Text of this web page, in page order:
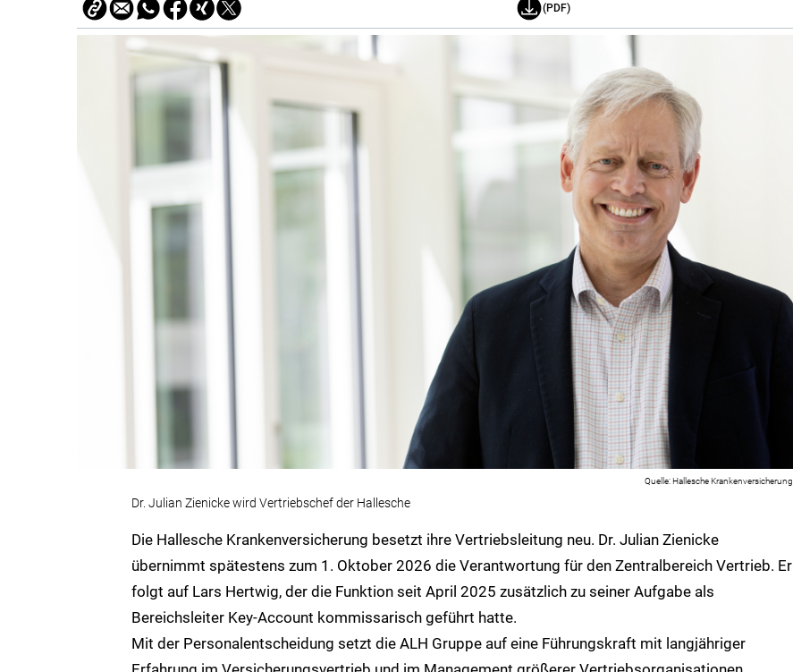
(PDF)
Dr. Julian Zienicke wird Vertriebschef der Hallesche
Hallesche Krankenversicherung
Die Hallesche Krankenversicherung besetzt ihre Vertriebsleitung neu. Dr. Julian Zienicke
übernimmt spätestens zum 1. Oktober 2026 die Verantwortung für den Zentralbereich Vertrieb. Er
folgt auf Lars Hertwig, der die Funktion seit April 2025 zusätzlich zu seiner Aufgabe als
Bereichsleiter Key-Account kommissarisch geführt hatte.
Mit der Personalentscheidung setzt die ALH Gruppe auf eine Führungskraft mit langjähriger